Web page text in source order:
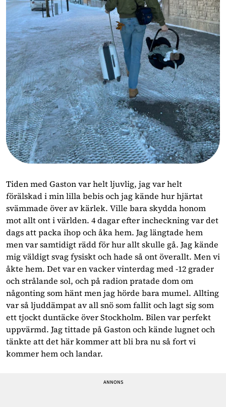
Tiden med Gaston var helt ljuvlig, jag var helt
förälskad i min lilla bebis och jag kände hur hjärtat
svämmade över av kärlek. Ville bara skydda honom
mot allt ont i världen. 4 dagar efter incheckning var det
dags att packa ihop och åka hem. Jag längtade hem
men var samtidigt rädd för hur allt skulle gå. Jag kände
mig väldigt svag fysiskt och hade så ont överallt. Men vi
åkte hem. Det var en vacker vinterdag med -12 grader
och strålande sol, och på radion pratade dom om
någonting som hänt men jag hörde bara mumel. Allting
var så ljuddämpat av all snö som fallit och lagt sig som
ett tjockt duntäcke över Stockholm. Bilen var perfekt
uppvärmd. Jag tittade på Gaston och kände lugnet och
tänkte att det här kommer att bli bra nu så fort vi
kommer hem och landar.